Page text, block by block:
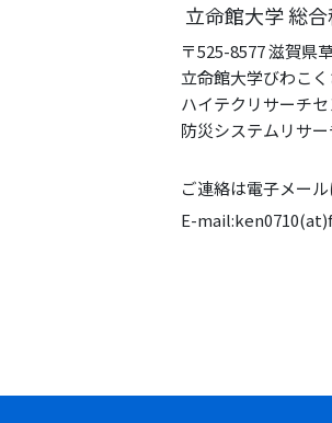
立命館大学 総
〒525-8577 滋賀県
立命館大学びわこ
ハイテクリサーチ
防災システムリサ
ご連絡は電子メー
E-